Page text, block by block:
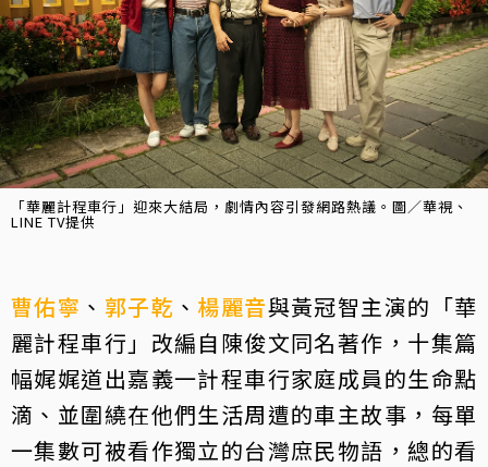
「華麗計程車行」迎來大結局，劇情內容引發網路熱議。圖／華視、
LINE TV提供
曹佑寧 、 郭子乾 、 楊麗音與黃冠智主演的「華
麗計程車行」改編自陳俊文同名著作，十集篇
幅娓娓道出嘉義一計程車行家庭成員的生命點
滴、並圍繞在他們生活周遭的車主故事，每單
一集數可被看作獨立的台灣庶民物語，總的看